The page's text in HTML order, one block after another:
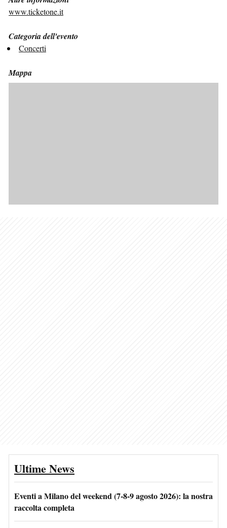
www.ticketone.it
Categoria dell'evento
Concerti
Mappa
Ultime News
Eventi a Milano del weekend (7-8-9 agosto 2026): la nostra
raccolta completa